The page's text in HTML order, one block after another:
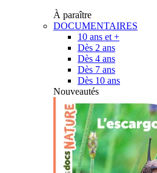
À paraître
DOCUMENTAIRES
10 ans et +
Dès 2 ans
Dès 4 ans
Dès 7 ans
Dès 10 ans
Nouveautés